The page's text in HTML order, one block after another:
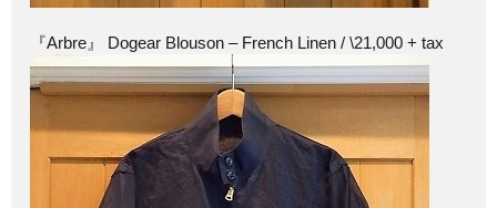
『Arbre』 Dogear Blouson – French Linen / \21,000 + tax